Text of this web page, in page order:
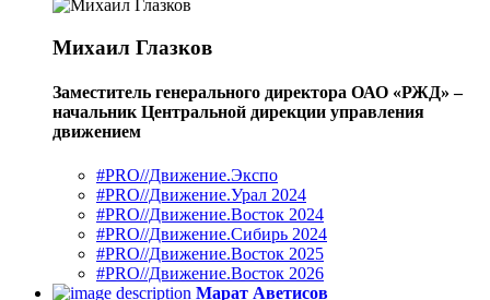
Михаил Глазков
Заместитель генерального директора ОАО «РЖД» –
начальник Центральной дирекции управления
движением
#PRO//Движение.Экспо
#PRO//Движение.Урал 2024
#PRO//Движение.Восток 2024
#PRO//Движение.Сибирь 2024
#PRO//Движение.Восток 2025
#PRO//Движение.Восток 2026
Марат Аветисов